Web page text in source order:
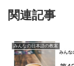
関連記事
みんなの日本語の教案